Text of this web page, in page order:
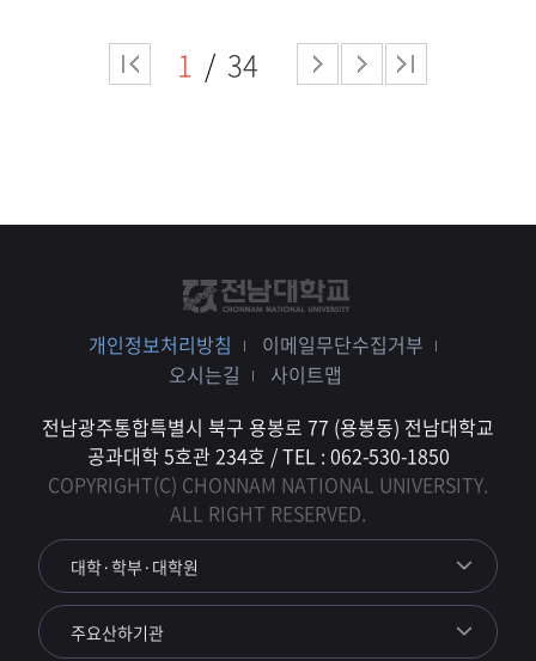
1 34
개인정보처리방침
이메일무단수집거부
오시는길
사이트맵
전남광주통합특별시 북구 용봉로 77 (용봉동) 전남대학교
공과대학 5호관 234호 / TEL : 062-530-1850
COPYRIGHT(C) CHONNAM NATIONAL UNIVERSITY.
ALL RIGHT RESERVED.
대학·학부·대학원
주요산하기관